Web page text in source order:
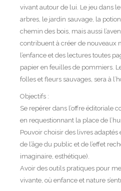
vivant autour de lui. Le jeu dans
arbres, le jardin sauvage, la
chemin des bois, mais aussi
contribuent à créer de nouveaux
l’enfance et des lectures toutes
papier en feuilles de pommiers.
folles et fleurs sauvages, sera à
Objectifs :
Se repérer dans l’offre éditoriale
en requestionnant la place de
Pouvoir choisir des livres
de l’âge du public et de l’effet
imaginaire, esthétique).
Avoir des outils pratiques pour
vivante, où enfance et nature